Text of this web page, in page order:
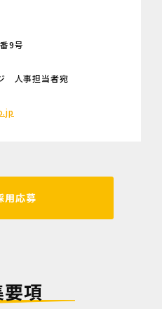
9号
人事担当者宛
用応募
項